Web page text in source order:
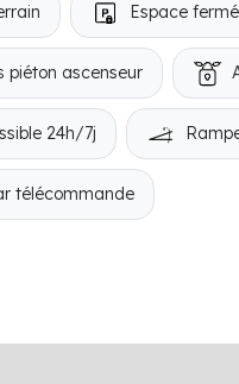
Espace fermé
piéton ascenseur
24h/7j
télécommande